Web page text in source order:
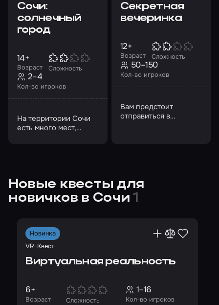
Сочи:
солнечный
город
Возраст
14+
Сложность
Кол-во игроков
2–4
На территории Сочи
есть много мест,
Секретная
вечеринка
Возраст
12+
Сложность
Кол-во игроков
50–150
Вам предстоит
отправиться в
Новые квесты для
новичков в Сочи1
Новинка
VR-Квест
Виртуальная реальность
Возраст
6+
Сложность Кол-во игроков
1–16